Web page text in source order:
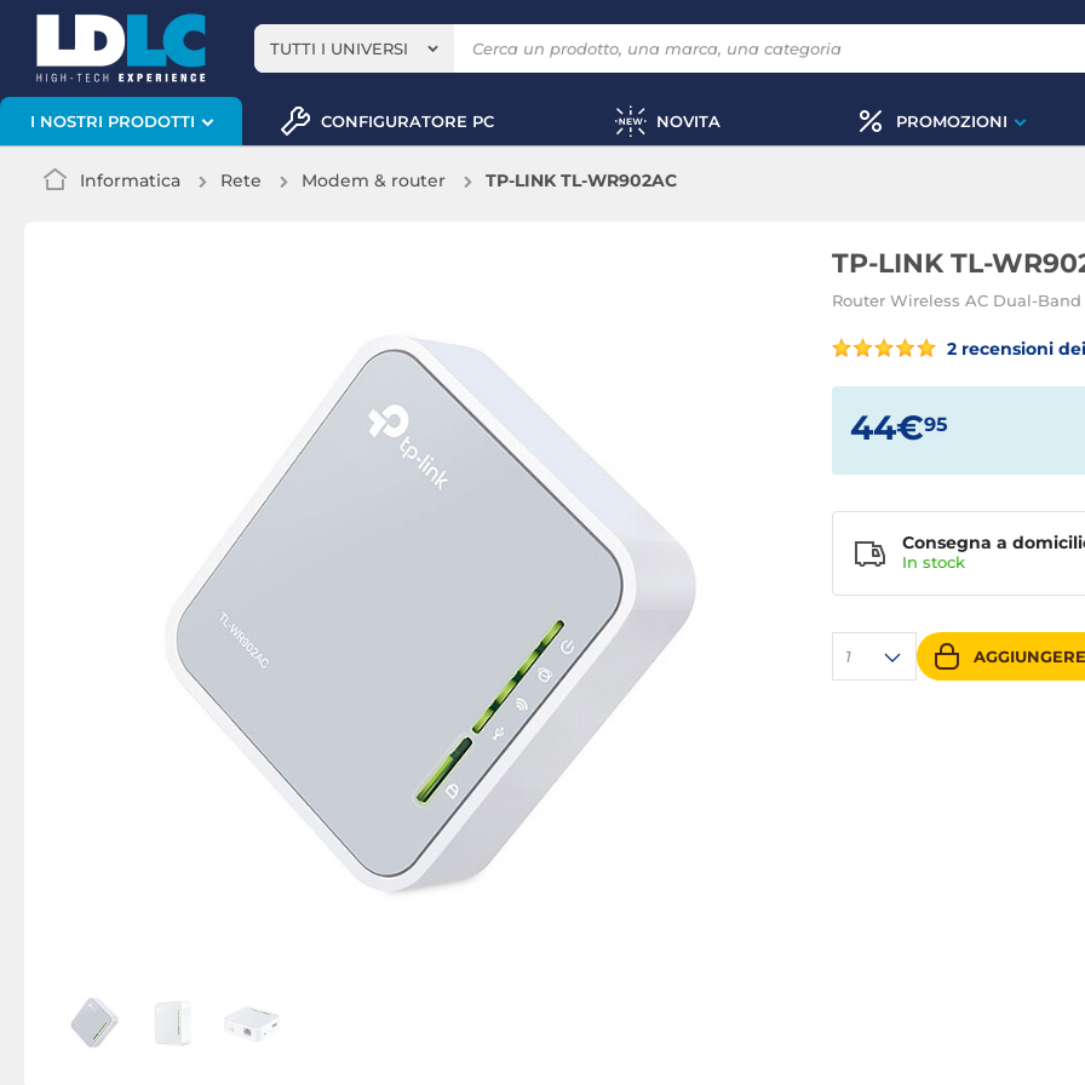
TUTTI I UNIVERSI
I NOSTRI PRODOTTI CONFIGURATORE PC NOVITA PROMOZIONI
Informatica Rete Modem & router TP-LINK TL-WR902AC
TP-LINK TL-
Router Wireless AC Dual-
2 recensioni
44€95
1
Consegna a
In stock